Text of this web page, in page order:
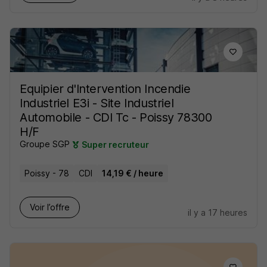
Equipier d'Intervention Incendie
Industriel E3i - Site Industriel
Automobile - CDI Tc - Poissy 78300
H/F
Groupe SGP Super recruteur
Poissy - 78 CDI 14,19 € / heure
Voir l’offre
il y a 17 heures